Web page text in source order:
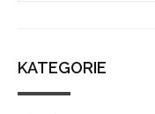
KATEGORIE